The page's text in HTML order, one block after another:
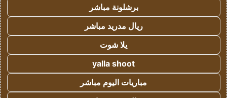
برشلونة مباشر
ريال مدريد مباشر
يلا شوت
yalla shoot
مباريات اليوم مباشر